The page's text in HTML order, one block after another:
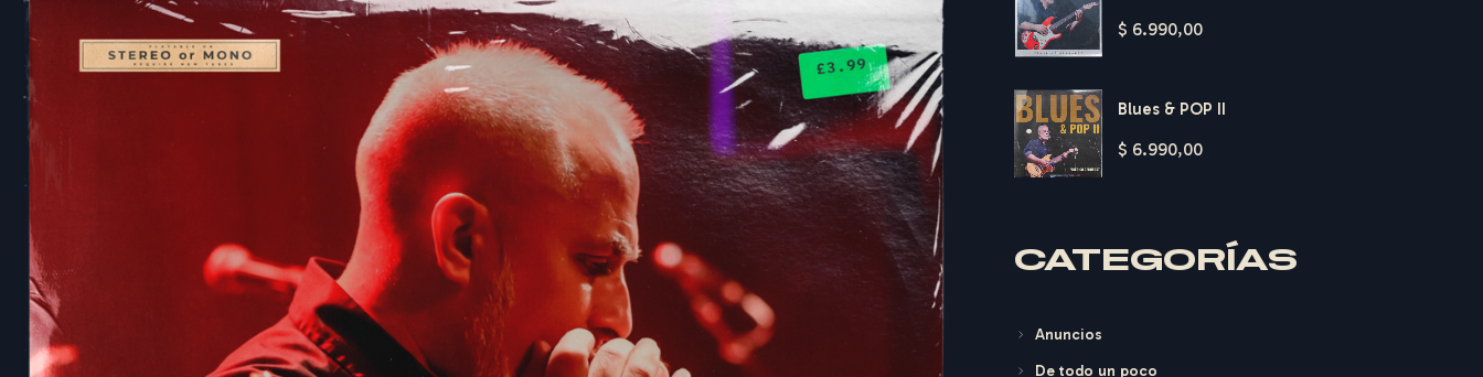
FEDER CO G E RH ARDT
$ 6.990,00
Blues & POP II
$ 6.990,00
CATEGORÍAS
Anuncios
De todo un poco